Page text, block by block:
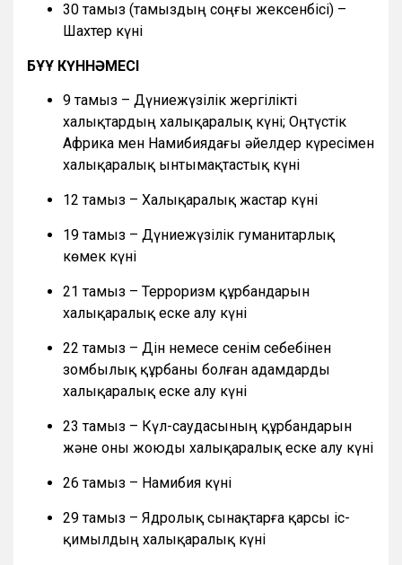
30 тамыз (тамыздың соңғы жексенбісі) –
Шахтер күні
БҰҰ КҮННӘМЕСІ
9 тамыз – Дүниежүзілік жергілікті
халықтардың халықаралық күні; Оңтүстік
Африка мен Намибиядағы әйелдер күресімен
халықаралық ынтымақтастық күні
12 тамыз – Халықаралық жастар күні
19 тамыз – Дүниежүзілік гуманитарлық
көмек күні
21 тамыз – Терроризм құрбандарын
халықаралық еске алу күні
22 тамыз – Дін немесе сенім себебінен
зомбылық құрбаны болған адамдарды
халықаралық еске алу күні
23 тамыз – Күл-саудасының құрбандарын
және оны жоюды халықаралық еске алу күні
26 тамыз – Намибия күні
29 тамыз – Ядролық сынақтарға қарсы іс-
қимылдың халықаралық күні